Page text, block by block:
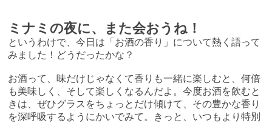
ミナミの夜に、また会おうね！
というわけで、今日は「お酒の香り」について熱く語って
みました！どうだったかな？
お酒って、味だけじゃなくて香りも一緒に楽しむと、何倍
も美味しく、そして楽しくなるんだよ。今度お酒を飲むと
きは、ぜひグラスをちょっとだけ傾けて、その豊かな香り
を深呼吸するようにかいでみて。きっと、いつもより特別